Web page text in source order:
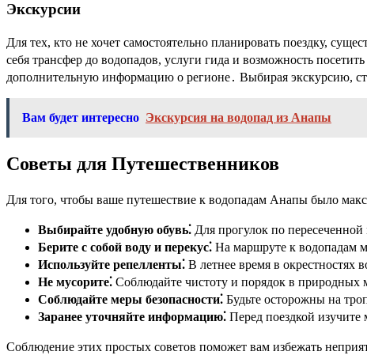
Экскурсии
Для тех, кто не хочет самостоятельно планировать поездку,
себя трансфер до водопадов, услуги гида и возможность
дополнительную информацию о регионе․ Выбирая экскурсию,
Вам будет интересно Экскурсия на водопад из Анапы
Советы для Путешественников
Для того, чтобы ваше путешествие к водопадам Анапы было
Выбирайте удобную обувь⁚ Для прогулок по
Берите с собой воду и перекус⁚ На маршруте к водопадам
Используйте репелленты⁚ В летнее время в окрестностях
Не мусорите⁚ Соблюдайте чистоту и порядок в природных
Соблюдайте меры безопасности⁚ Будьте осторожны на
Заранее уточняйте информацию⁚ Перед поездкой
Соблюдение этих простых советов поможет вам избежать